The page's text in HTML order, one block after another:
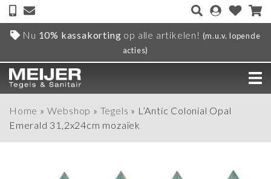
Nu 10% kassakorting op alle artikelen! (m.u.v. lopende
acties)
Home » Webshop » Tegels » L’Antic Colonial Opal
Emerald 31,2x24cm mozaïek